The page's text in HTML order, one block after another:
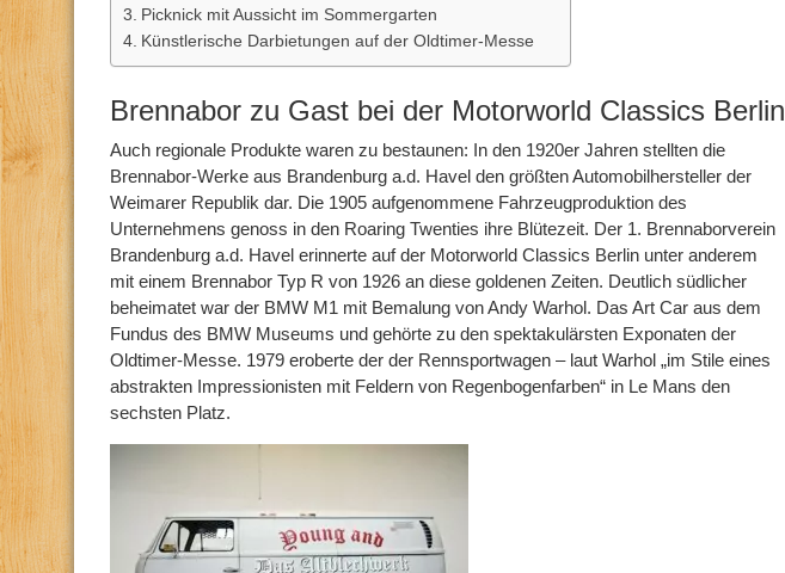
Picknick mit Aussicht im Sommergarten
Künstlerische Darbietungen auf der Oldtimer-Messe
Brennabor zu Gast bei der Motorworld Classics Berlin
Auch regionale Produkte waren zu bestaunen: In den 1920er Jahren stellten die
Brennabor-Werke aus Brandenburg a.d. Havel den größten Automobilhersteller der
Weimarer Republik dar. Die 1905 aufgenommene Fahrzeugproduktion des
Unternehmens genoss in den Roaring Twenties ihre Blütezeit. Der 1. Brennaborverein
Brandenburg a.d. Havel erinnerte auf der Motorworld Classics Berlin unter anderem
mit einem Brennabor Typ R von 1926 an diese goldenen Zeiten. Deutlich südlicher
beheimatet war der BMW M1 mit Bemalung von Andy Warhol. Das Art Car aus dem
Fundus des BMW Museums und gehörte zu den spektakulärsten Exponaten der
Oldtimer-Messe. 1979 eroberte der der Rennsportwagen – laut Warhol „im Stile eines
abstrakten Impressionisten mit Feldern von Regenbogenfarben“ in Le Mans den
sechsten Platz.